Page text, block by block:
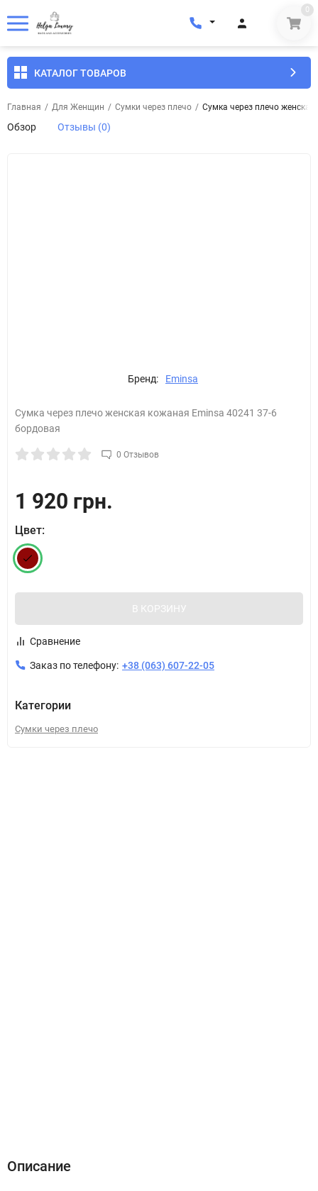
0
КАТАЛОГ ТОВАРОВ
Главная / Для Женщин / Сумки через плечо / Сумка через плечо
Обзор Отзывы (0)
Бренд: Eminsa
Сумка через плечо женская кожаная Eminsa 40241 37-6
бордовая
0 Отзывов
1 920 грн.
Цвет:
В КОРЗИНУ
Сравнение
Заказ по телефону: +38 (063) 607-22-05
Категории
Сумки через плечо
Описание